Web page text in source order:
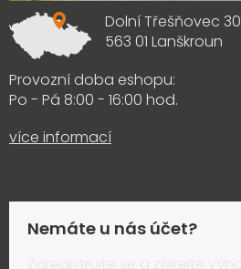
Dolní Třešňovec 30
563 01 Lanškroun
Provozní doba eshopu:
Po - Pá 8:00 - 16:00 hod.
více informací
Nemáte u nás účet?